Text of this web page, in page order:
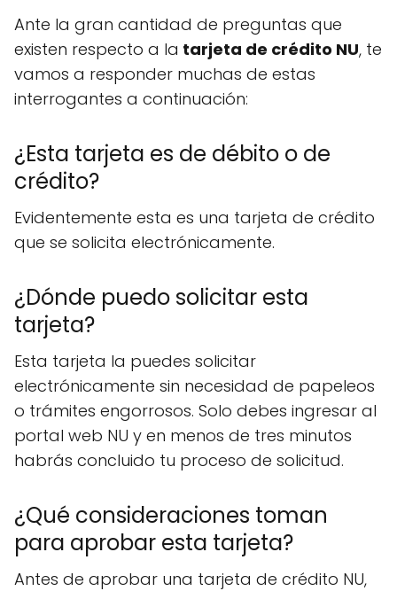
Ante la gran cantidad de preguntas que
existen respecto a la tarjeta de crédito NU, te
vamos a responder muchas de estas
interrogantes a continuación:
¿Esta tarjeta es de débito o de
crédito?
Evidentemente esta es una tarjeta de crédito
que se solicita electrónicamente.
¿Dónde puedo solicitar esta
tarjeta?
Esta tarjeta la puedes solicitar
electrónicamente sin necesidad de papeleos
o trámites engorrosos. Solo debes ingresar al
portal web NU y en menos de tres minutos
habrás concluido tu proceso de solicitud.
¿Qué consideraciones toman
para aprobar esta tarjeta?
Antes de aprobar una tarjeta de crédito NU,